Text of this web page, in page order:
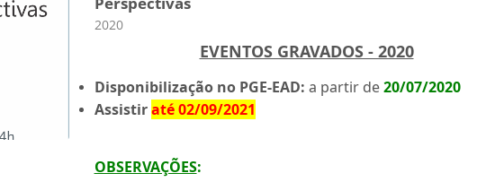
Categoria do curso
2020
EVENTOS GRAVADOS - 2020
Disponibilização no PGE-EAD: a partir de20/07/2020
Assistiraté 02/09/2021
OBSERVAÇÕES: